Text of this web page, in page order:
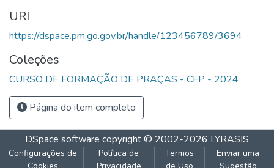
URI
https://dspace.pm.go.gov.br/handle/123456789/3694
Coleções
CURSO DE FORMAÇÃO DE PRAÇAS - CFP - 2024
Página do item completo
DSpace software copyright © 2002-2026 LYRASIS
Configurações de
Política de
Termos
Enviar uma